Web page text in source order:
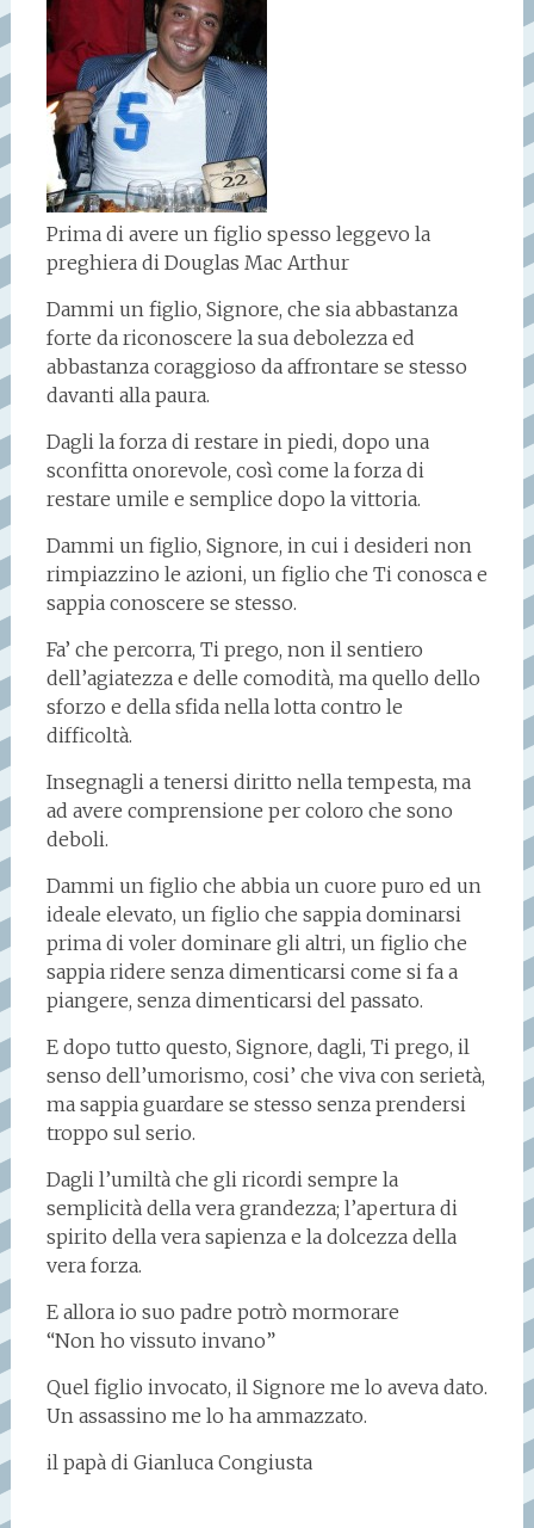
Prima di avere un figlio spesso leggevo la
preghiera di Douglas Mac Arthur
Dammi un figlio, Signore, che sia abbastanza
forte da riconoscere la sua debolezza ed
abbastanza coraggioso da affrontare se stesso
davanti alla paura.
Dagli la forza di restare in piedi, dopo una
sconfitta onorevole, così come la forza di
restare umile e semplice dopo la vittoria.
Dammi un figlio, Signore, in cui i desideri non
rimpiazzino le azioni, un figlio che Ti conosca e
sappia conoscere se stesso.
Fa’ che percorra, Ti prego, non il sentiero
dell’agiatezza e delle comodità, ma quello dello
sforzo e della sfida nella lotta contro le
difficoltà.
Insegnagli a tenersi diritto nella tempesta, ma
ad avere comprensione per coloro che sono
deboli.
Dammi un figlio che abbia un cuore puro ed un
ideale elevato, un figlio che sappia dominarsi
prima di voler dominare gli altri, un figlio che
sappia ridere senza dimenticarsi come si fa a
piangere, senza dimenticarsi del passato.
E dopo tutto questo, Signore, dagli, Ti prego, il
senso dell’umorismo, cosi’ che viva con serietà,
ma sappia guardare se stesso senza prendersi
troppo sul serio.
Dagli l’umiltà che gli ricordi sempre la
semplicità della vera grandezza; l’apertura di
spirito della vera sapienza e la dolcezza della
vera forza.
E allora io suo padre potrò mormorare
“Non ho vissuto invano”
Quel figlio invocato, il Signore me lo aveva dato.
Un assassino me lo ha ammazzato.
il papà di Gianluca Congiusta